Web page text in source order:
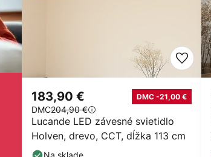
Lucande LED závesné svietidlo
Holven, drevo, CCT, dĺžka 113 cm
183,90 € DMC -21,00 €
DMC204,90 €